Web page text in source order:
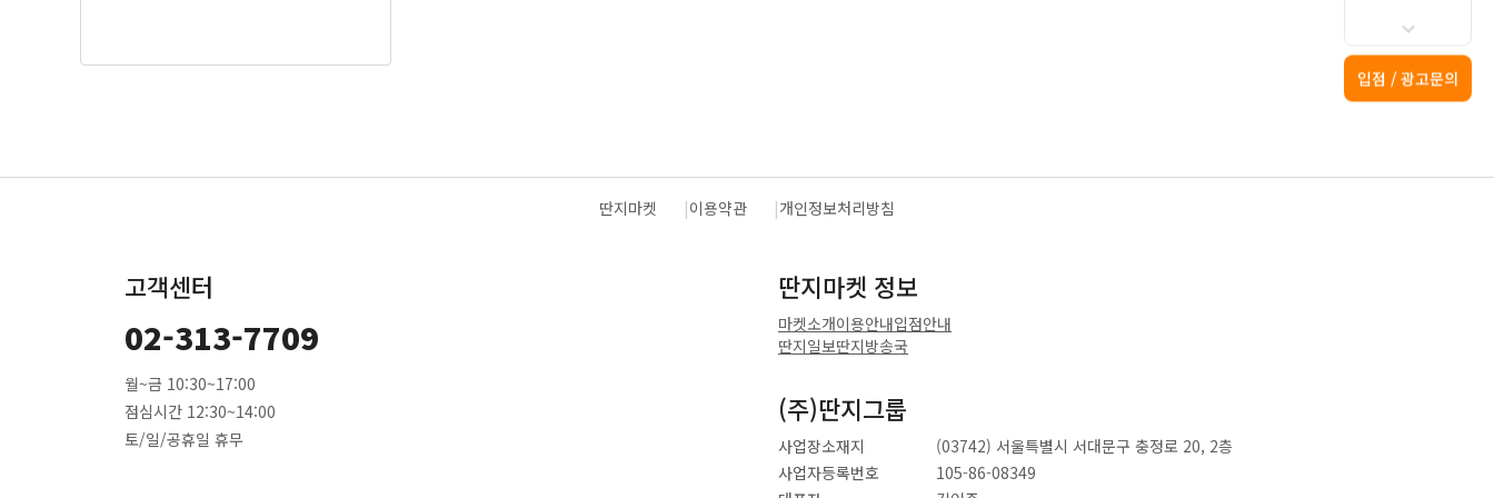
딴지마켓 이용약관 개인정보처리방침
고객센터
02-313-7709
월~금 10:30~17:00
점심시간 12:30~14:00
토/일/공휴일 휴무
딴지마켓 정보
마켓소개이용안내입점안내
딴지일보딴지방송국
(주)딴지그룹
사업장소재지
(03742) 서울특별시 서대문구 충정로 20, 2층
사업자등록번호
105-86-08349
입점 / 광고문의